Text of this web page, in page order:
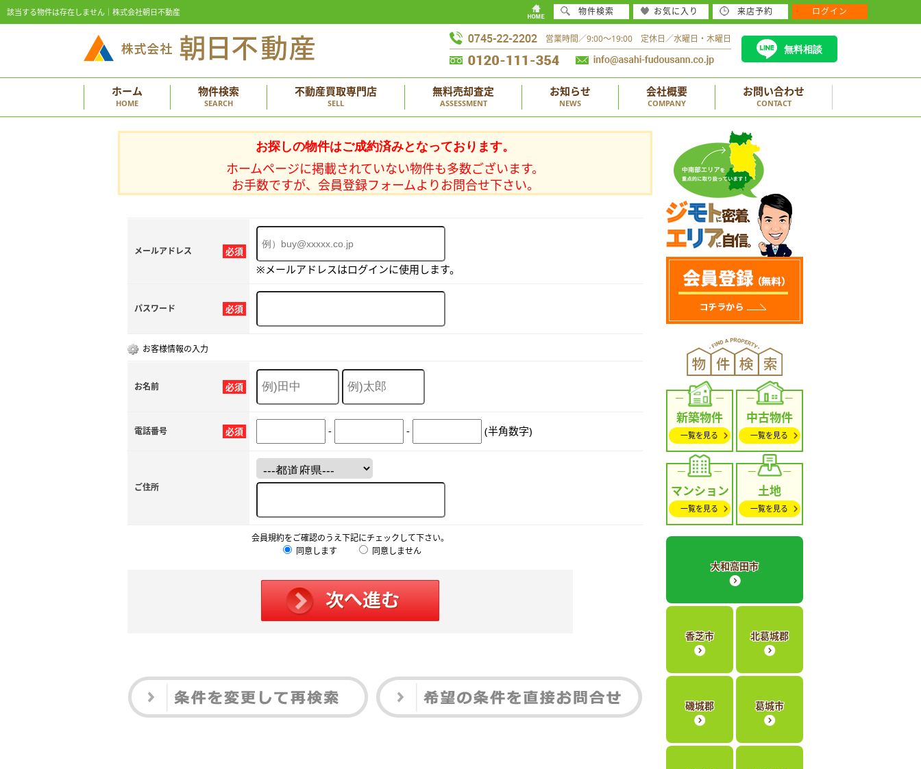
該当する物件は存在しません｜株式会社朝日不動産
営業時間／9:00～19:00 定休日／水曜日・木曜日
無料相談
ホーム
HOME
物件検索
SEARCH
不動産買取専門店
SELL
無料売却査定
ASSESSMENT
お知らせ
NEWS
会社概要
COMPANY
お問い合わせ
CONTACT
お探しの物件はご成約済みとなっております。
ホームページに掲載されていない物件も多数ございます。
お手数ですが、会員登録フォームよりお問合せ下さい。
必須
メールアドレス
※メールアドレスはログインに使用します。
必須
パスワード
お客様情報の入力
必須
お名前
必須
電話番号 - - (半角数字)
ご住所
会員規約をご確認のうえ下記にチェックして下さい。
同意します
同意しません
新築物件
一覧を見る
中古物件
一覧を見る
マンション
一覧を見る
土地
一覧を見る
大和高田市
香芝市 北葛城郡
磯城郡 葛城市
物件検索 お気に入り 来店予約 ログイン